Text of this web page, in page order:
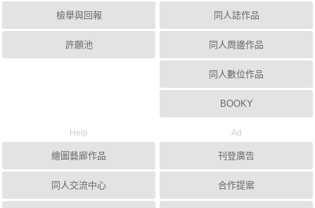
檢舉與回報
許願池
同人誌作品
同人周邊作品
同人數位作品
BOOKY
Help
繪圖藝廊作品
同人交流中心
Ad
刊登廣告
合作提案